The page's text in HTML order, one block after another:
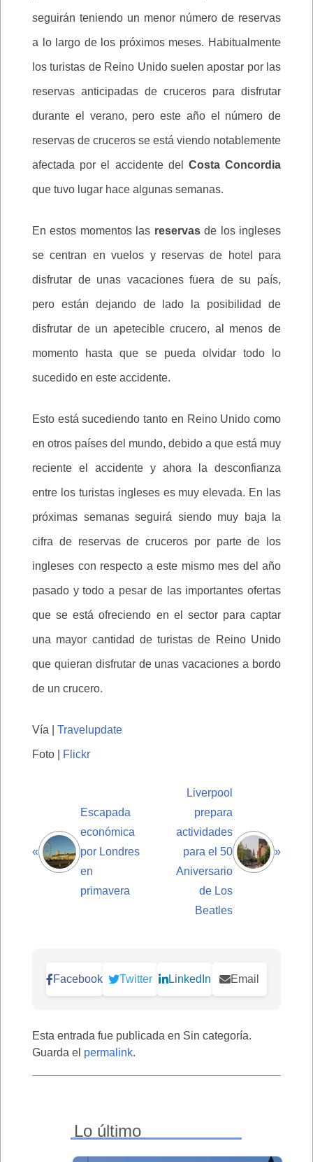
seguirán teniendo un menor número de reservas
a lo largo de los próximos meses. Habitualmente
los turistas de Reino Unido suelen apostar por las
reservas anticipadas de cruceros para disfrutar
durante el verano, pero este año el número de
reservas de cruceros se está viendo notablemente
afectada por el accidente del Costa Concordia
que tuvo lugar hace algunas semanas.
En estos momentos las reservasde los ingleses
se centran en vuelos y reservas de hotel para
disfrutar de unas vacaciones fuera de su país,
pero están dejando de lado la posibilidad de
disfrutar de un apetecible crucero, al menos de
momento hasta que se pueda olvidar todo lo
sucedido en este accidente.
Esto está sucediendo tanto en Reino Unido como
en otros países del mundo, debido a que está muy
reciente el accidente y ahora la desconfianza
entre los turistas ingleses es muy elevada. En las
próximas semanas seguirá siendo muy baja la
cifra de reservas de cruceros por parte de los
ingleses con respecto a este mismo mes del año
pasado y todo a pesar de las importantes ofertas
que se está ofreciendo en el sector para captar
una mayor cantidad de turistas de Reino Unido
que quieran disfrutar de unas vacaciones a bordo
de un crucero.
Vía | Travelupdate
Foto | Flickr
«
Escapada
económica
por Londres
en
primavera
Liverpool
prepara
actividades
para el 50
Aniversario
de Los
Beatles
»
Facebook Twitter LinkedIn Email
Esta entrada fue publicada en Sin categoría.
Guarda el permalink.
Lo último